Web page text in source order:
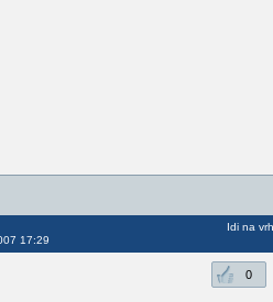
17:29
Idi na vrh
0